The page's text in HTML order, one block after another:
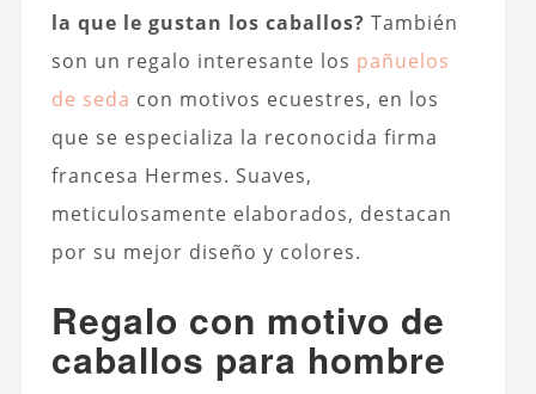
la que le gustan los caballos? También
son un regalo interesante los pañuelos
de seda con motivos ecuestres, en los
que se especializa la reconocida firma
francesa Hermes. Suaves,
meticulosamente elaborados, destacan
por su mejor diseño y colores.
Regalo con motivo de
caballos para hombre